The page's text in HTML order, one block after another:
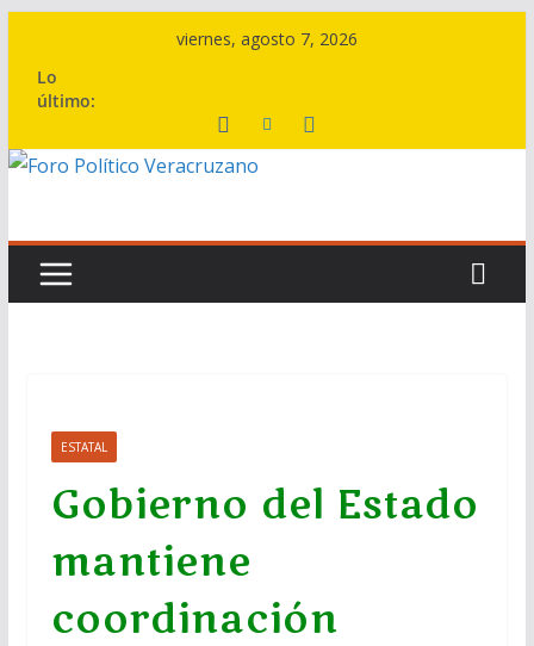
contenido
viernes, agosto 7, 2026
Lo
último:
ESTATAL
Gobierno del Estado
mantiene
coordinación